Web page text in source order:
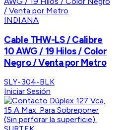
INDIANA
Cable THW-LS / Calibre
10 AWG / 19 Hilos / Color
Negro / Venta por Metro
SLY-304-BLK
Iniciar Sesión